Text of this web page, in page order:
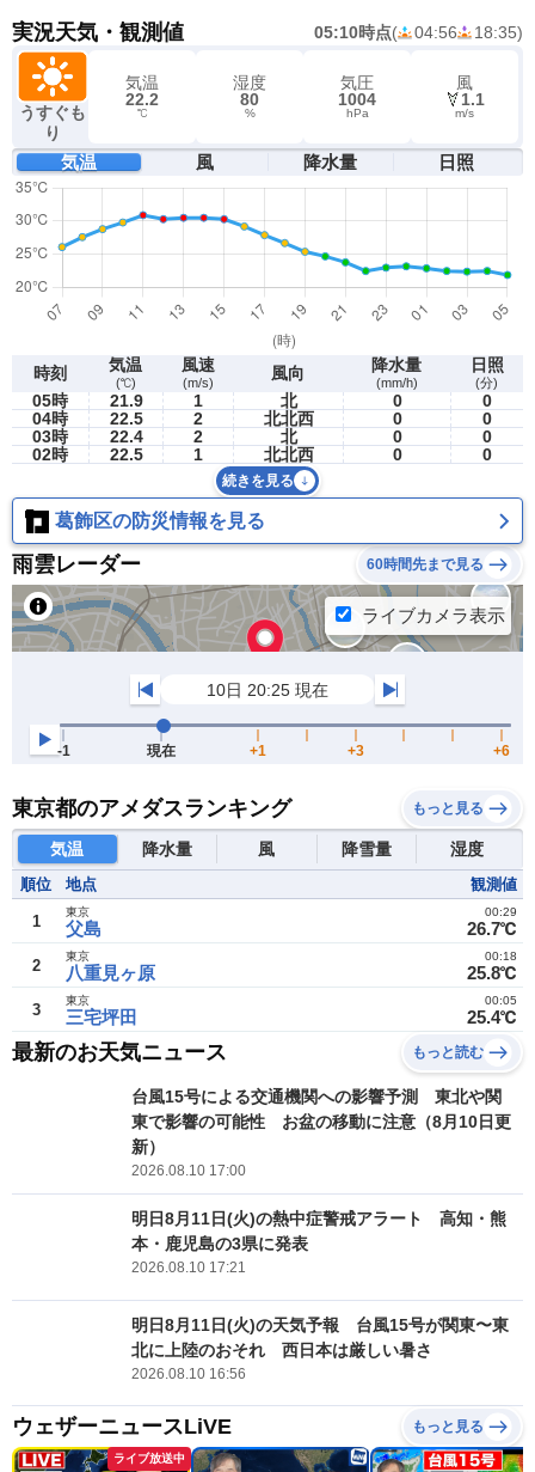
実況天気・観測値 05:10時点( 04:56 18:35)
うすぐも
り
気温
22.2
℃
湿度
80
%
気圧
1004
hPa
風
1.1
m/s
気温 風 降水量 日照
時刻 気温
(℃)
風速
(m/s) 風向 降水量
(mm/h)
日照
(分)
05時 21.9 1 北 0
0
04時
22.5 2 北北西 0
0
03時
22.4 2 北 0
0
02時
22.5 1 北北西 0 0
続きを見る
葛飾区の防災情報を見る
雨雲レーダー 60時間先まで見る
東京都のアメダスランキング もっと見る
気温 降水量 風 降雪量 湿度
順位 地点 観測値
1 父島
東京
26.7℃
00:29
2 八重見ヶ原
東京
25.8℃
00:18
3 三宅坪田
東京
25.4℃
00:05
最新のお天気ニュース もっと読む
台風15号による交通機関への影響予測 東北や関
東で影響の可能性 お盆の移動に注意（8月10日更
新）
2026.08.10 17:00
明日8月11日(火)の熱中症警戒アラート 高知・熊
本・鹿児島の3県に発表
2026.08.10 17:21
明日8月11日(火)の天気予報 台風15号が関東〜東
北に上陸のおそれ 西日本は厳しい暑さ
2026.08.10 16:56
ウェザーニュースLiVE もっと見る
ライブ放送中